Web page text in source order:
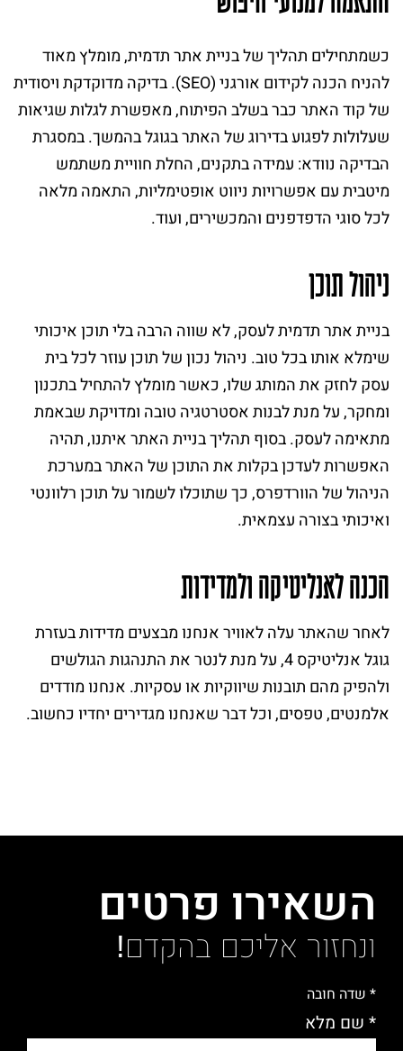
כשמתחילים תהליך של בניית אתר תדמית, מומלץ מאוד
להניח הכנה לקידום אורגני (SEO). בדיקה מדוקדקת ויסודית
של קוד האתר כבר בשלב הפיתוח, מאפשרת לגלות שגיאות
שעלולות לפגוע בדירוג של האתר בגוגל בהמשך. במסגרת
הבדיקה נוודא: עמידה בתקנים, החלת חוויית משתמש
מיטבית עם אפשרויות ניווט אופטימליות, התאמה מלאה
לכל סוגי הדפדפנים והמכשירים, ועוד.
ניהול תוכן
בניית אתר תדמית לעסק, לא שווה הרבה בלי תוכן איכותי
שימלא אותו בכל טוב. ניהול נכון של תוכן עוזר לכל בית
עסק לחזק את המותג שלו, כאשר מומלץ להתחיל בתכנון
ומחקר, על מנת לבנות אסטרטגיה טובה ומדויקת שבאמת
מתאימה לעסק. בסוף תהליך בניית האתר איתנו, תהיה
האפשרות לעדכן בקלות את התוכן של האתר במערכת
הניהול של הוורדפרס, כך שתוכלו לשמור על תוכן רלוונטי
ואיכותי בצורה עצמאית.
הכנה לאנליטיקה ולמדידות
לאחר שהאתר עלה לאוויר אנחנו מבצעים מדידות בעזרת
גוגל אנליטיקס 4, על מנת לנטר את התנהגות הגולשים
ולהפיק מהם תובנות שיווקיות או עסקיות. אנחנו מודדים
אלמנטים, טפסים, וכל דבר שאנחנו מגדירים יחדיו כחשוב.
השאירו פרטים
ונחזור אליכם בהקדם!
* שדה חובה
* שם מלא